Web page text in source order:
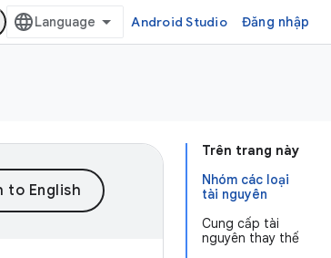
Android Studio Đăng nhập
Trên trang này
Nhóm các loại
tài nguyên
Cung cấp tài
nguyên thay thế